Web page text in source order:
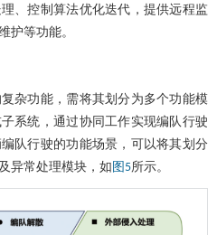
、控制算法优化迭代，提供远程监
护等功能。
杂功能，需将其划分为多个功能模
系统，通过协同工作实现编队行驶
队行驶的功能场景，可以将其划分
异常处理模块，如 图5所示。